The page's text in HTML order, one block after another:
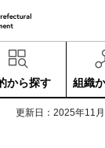
から探す 組織
更新日：2025年11